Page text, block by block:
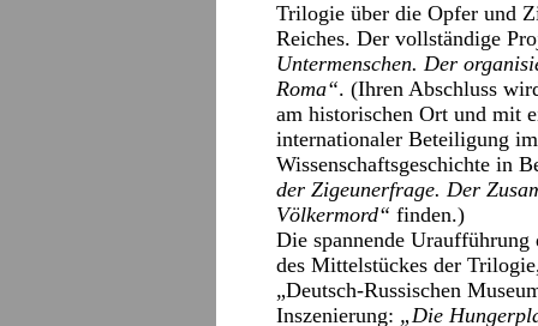
Trilogie über die Opfer und
Reiches. Der vollständige
Untermenschen. Der
Roma“. (Ihren Abschluss
am historischen Ort und mit
internationaler Beteiligung
Wissenschaftsgeschichte in
der Zigeunerfrage. Der
Völkermord“ finden.)
Die spannende
des Mittelstückes der
„Deutsch-Russischen
Inszenierung: „Die